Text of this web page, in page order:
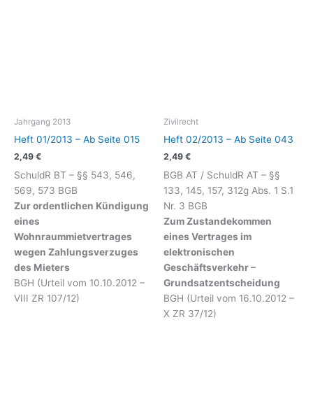
Jahrgang 2013
Heft 01/2013 – Ab Seite 015
2,49 €
SchuldR BT – §§ 543, 546,
569, 573 BGB
Zur ordentlichen Kündigung
eines
Wohnraummietvertrages
wegen Zahlungsverzuges
des Mieters
BGH (Urteil vom 10.10.2012 –
VIII ZR 107/12)
Zivilrecht
Heft 02/2013 – Ab Seite 043
2,49 €
BGB AT / SchuldR AT – §§
133, 145, 157, 312g Abs. 1 S.1
Nr. 3 BGB
Zum Zustandekommen
eines Vertrages im
elektronischen
Geschäftsverkehr –
Grundsatzentscheidung
BGH (Urteil vom 16.10.2012 –
X ZR 37/12)